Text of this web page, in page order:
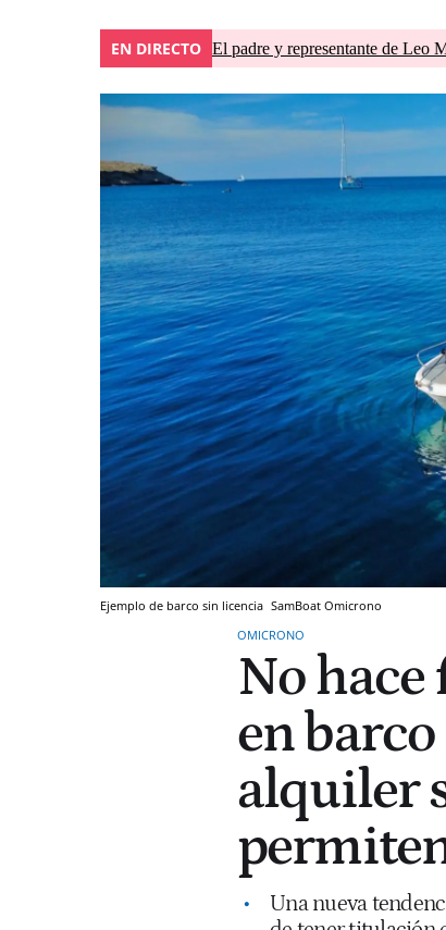
EN DIRECTO El padre y representante de Leo
Ejemplo de barco sin licencia SamBoat Omicrono
OMICRONO
No hace
en barco
alquiler
Una nueva